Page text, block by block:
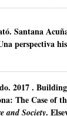
. Santana
perspectiva
. 2017.
The Case of
and Society.